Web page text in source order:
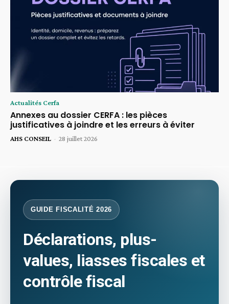
Actualités Cerfa
Annexes au dossier CERFA : les pièces
justificatives à joindre et les erreurs à éviter
AHS CONSEIL - 28 juillet 2026
GUIDE FISCALITÉ 2026
Déclarations, plus-
values, liasses fiscales et
contrôle fiscal